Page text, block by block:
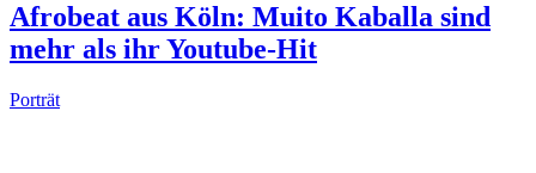
Afrobeat aus Köln: Muito Kaballa sind
mehr als ihr Youtube-Hit
Porträt